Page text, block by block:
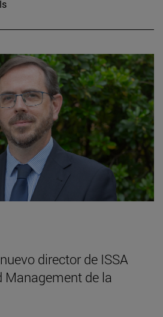
director de ISSA
Management de la